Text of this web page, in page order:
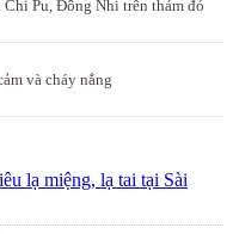
Pu, Đông Nhi trên thảm đỏ
và cháy nắng
lạ miệng, lạ tai tại Sài